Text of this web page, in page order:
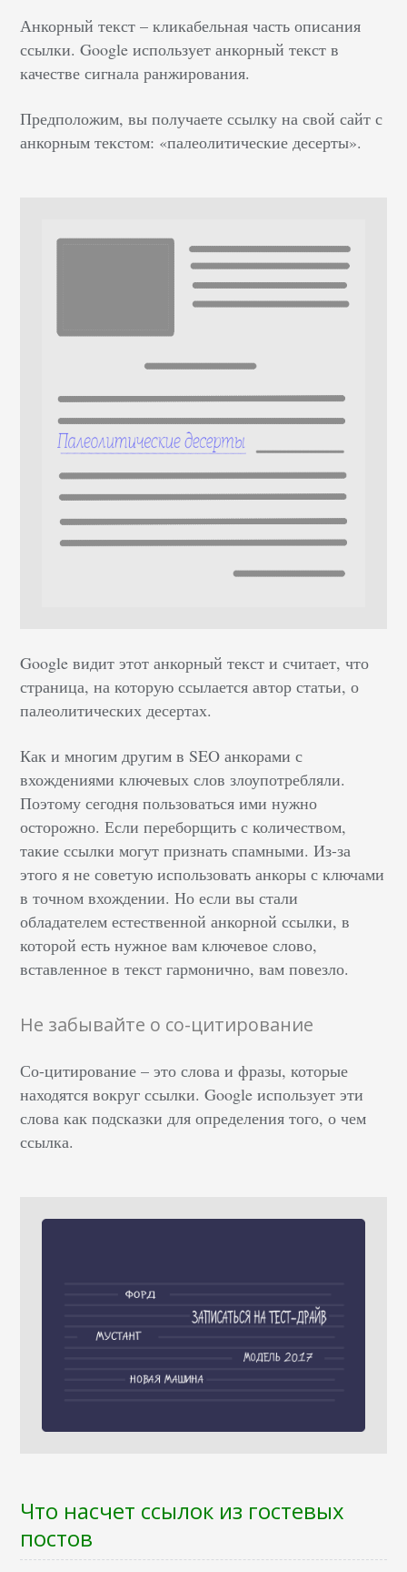
Анкорный текст – кликабельная часть описания
ссылки. Google использует анкорный текст в
качестве сигнала ранжирования.
Предположим, вы получаете ссылку на свой сайт с
анкорным текстом: «палеолитические десерты».
Google видит этот анкорный текст и считает, что
страница, на которую ссылается автор статьи, о
палеолитических десертах.
Как и многим другим в SEO анкорами с
вхождениями ключевых слов злоупотребляли.
Поэтому сегодня пользоваться ими нужно
осторожно. Если переборщить с количеством,
такие ссылки могут признать спамными. Из-за
этого я не советую использовать анкоры с ключами
в точном вхождении. Но если вы стали
обладателем естественной анкорной ссылки, в
которой есть нужное вам ключевое слово,
вставленное в текст гармонично, вам повезло.
Не забывайте о со-цитирование
Со-цитирование – это слова и фразы, которые
находятся вокруг ссылки. Google использует эти
слова как подсказки для определения того, о чем
ссылка.
Что насчет ссылок из гостевых
постов